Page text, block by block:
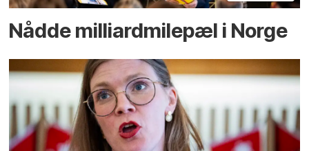
Nådde milliard­­milepæl i Norge